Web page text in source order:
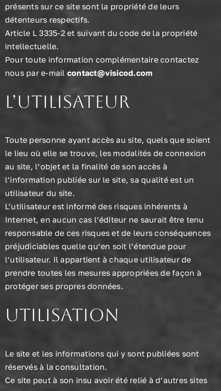
présents sur ce site sont la propriété de leurs
détenteurs respectifs.
Article L 3335-2 et suivant du code de la propriété
intellectuelle.
Pour toute information complémentaire contactez
nous par e-mail contact@visicod.com
L’utilisateur
Toute personne ayant accès au site, quels que soient
le lieu où elle se trouve, les modalités de connexion
au site, l’objet et la finalité de son accès à
l’information publiée sur le site, sa qualité est un
utilisateur du site.
L’utilisateur est informé des risques inhérents à
Internet, en aucun cas l’éditeur ne saurait être tenu
responsable de ces risques et de leurs conséquences
préjudiciables quelle qu’en soit l’étendue pour
l’utilisateur. Il appartient à chaque utilisateur de
prendre toutes les mesures appropriées de façon à
protéger ses propres données.
Utilisation
Le site et les informations qui y sont publiées sont
réservés à la consultation.
Ce site peut à son insu avoir été relié à d’autres sites